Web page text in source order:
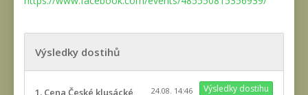
Výsledky dostihů
Výsledky dostihu
24.08. 14:46
1. Cena České klusácké